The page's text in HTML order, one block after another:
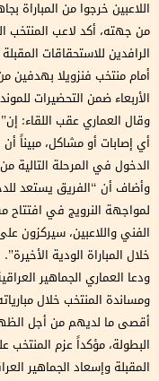
اللاعبين خرجوا من المباراة
من جهته، أكد لاعب المنتخب
أمام منتخب فنزويلا بهدفين
الأربعاء ضمن التحضيرات
وقال العماري عقب اللقاء:
أي إصابات أو مشاكل، مبيناً
الدخول في المرحلة التالية من
وأضاف أن “الفريق يستعد
لمواجهة النرويج في افتتاح
الفني واللاعبين، سيركزون
خلال المباراة الودية الأخيرة”.
ودعا العماري الجماهير
ومساندة المنتخب خلال
أقصى ما لديهم من أجل
البطولة، مؤكداً عزم
المقبلة وإسعاد الجماهير